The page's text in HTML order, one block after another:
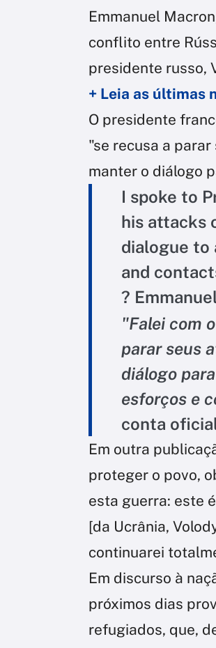
Emmanuel
conflito entre
presidente russo,
+ Leia as últimas
O presidente
"se recusa a
manter o diálogo
I spoke to
his attacks
dialogue to
and
?
"Falei com
parar seus
diálogo
esforços e
conta
Em outra
proteger o povo,
esta guerra: este
[da Ucrânia,
continuarei
Em discurso à
próximos dias
refugiados, que,